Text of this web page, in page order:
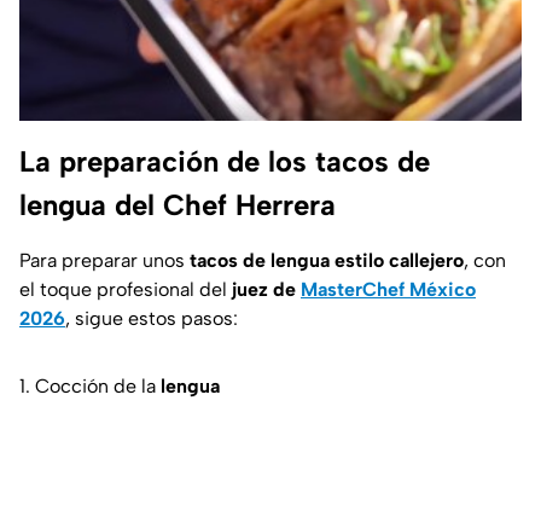
La preparación de los tacos de
lengua del Chef Herrera
Para preparar unos tacos de lengua estilo callejero, con
el toque profesional del juez de MasterChef México
2026, sigue estos pasos:
1. Cocción de la lengua